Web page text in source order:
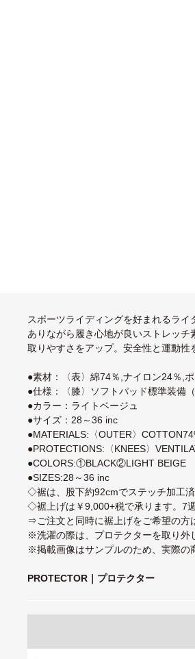
スポーツライディングを好まれるラ
ありながら履き心地が良いストレッ
取りやすさをアップ。安全性と運動性
●素材：〈表〉綿74％,ナイロン24％,
●仕様：〈膝〉ソフトパッド標準装備（
●カラー：ライトベージュ
●サイズ：28～36 inc
●MATERIALS:〈OUTER〉
●PROTECTIONS:〈KNEES〉
●COLORS:①BLACK②LIGHT BEIGE
●SIZES:28～36 inc
◇裾は、股下約92cmでステッチ加工済
◇裾上げは￥9,000+税で承ります。7
⇒ご注文と同時に裾上げをご希望の
※洗濯の際は、プロテクターを取り外
※掲載画像はサンプルのため、実際の
PROTECTOR｜プロテクター